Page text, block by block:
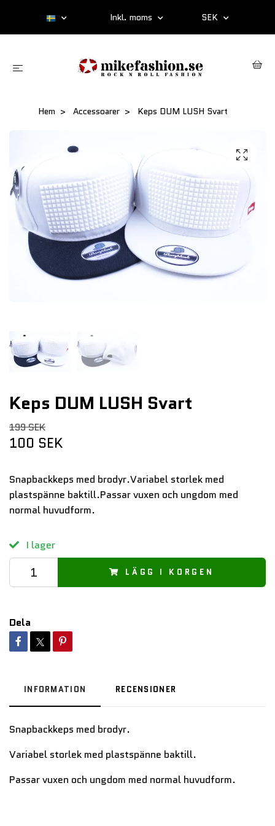
Inkl. moms SEK
Hem Accessoarer Keps DUM LUSH Svart
Keps DUM LUSH Svart
199 SEK
100 SEK
Snapbackkeps med brodyr.Variabel storlek med
plastspänne baktill.Passar vuxen och ungdom med
normal huvudform.
I lager
LÄGG I KORGEN
Dela
INFORMATION RECENSIONER
Snapbackkeps med brodyr.
Variabel storlek med plastspänne baktill.
Passar vuxen och ungdom med normal huvudform.